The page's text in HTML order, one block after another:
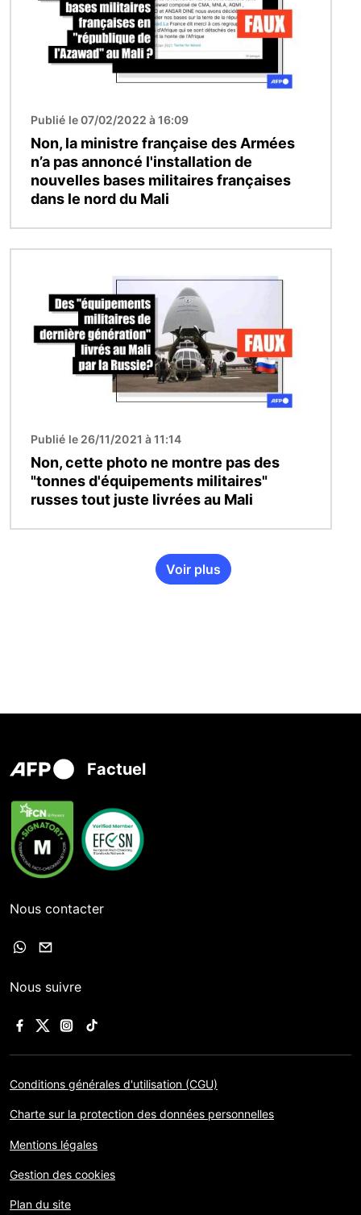
Publié le 07/02/2022 à 16:09
Non, la ministre française des Armées
n’a pas annoncé l'installation de
nouvelles bases militaires françaises
dans le nord du Mali
Publié le 26/11/2021 à 11:14
Non, cette photo ne montre pas des
"tonnes d'équipements militaires"
russes tout juste livrées au Mali
Voir plus
Factuel
Nous contacter
Nous suivre
Conditions générales d'utilisation (CGU)
Charte sur la protection des données personnelles
Mentions légales
Gestion des cookies
Plan du site